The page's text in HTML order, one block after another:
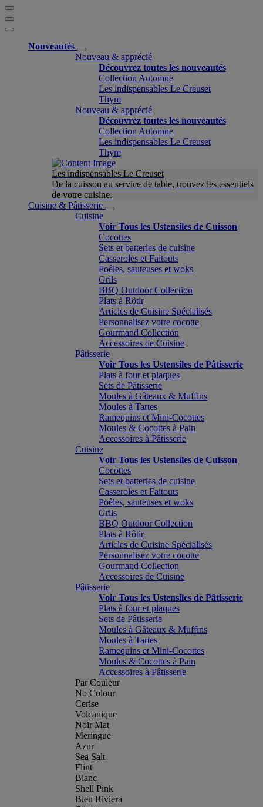
Nouveautés
Nouveau & apprécié
Découvrez toutes les nouveautés
Collection Automne
Les indispensables Le Creuset
Thym
Nouveau & apprécié
Découvrez toutes les nouveautés
Collection Automne
Les indispensables Le Creuset
Thym
Les indispensables Le Creuset
De la cuisson au service de table, trouvez les essentiels
de votre cuisine.
Cuisine & Pâtisserie
Cuisine
Voir Tous les Ustensiles de Cuisson
Cocottes
Sets et batteries de cuisine
Casseroles et Faitouts
Poêles, sauteuses et woks
Grils
BBQ Outdoor Collection
Plats à Rôtir
Articles de Cuisine Spécialisés
Personnalisez votre cocotte
Gourmand Collection
Accessoires de Cuisine
Pâtisserie
Voir Tous les Ustensiles de Pâtisserie
Plats à four et plaques
Sets de Pâtisserie
Moules à Gâteaux & Muffins
Moules à Tartes
Ramequins et Mini-Cocottes
Moules & Cocottes à Pain
Accessoires à Pâtisserie
Cuisine
Voir Tous les Ustensiles de Cuisson
Cocottes
Sets et batteries de cuisine
Casseroles et Faitouts
Poêles, sauteuses et woks
Grils
BBQ Outdoor Collection
Plats à Rôtir
Articles de Cuisine Spécialisés
Personnalisez votre cocotte
Gourmand Collection
Accessoires de Cuisine
Pâtisserie
Voir Tous les Ustensiles de Pâtisserie
Plats à four et plaques
Sets de Pâtisserie
Moules à Gâteaux & Muffins
Moules à Tartes
Ramequins et Mini-Cocottes
Moules & Cocottes à Pain
Accessoires à Pâtisserie
Par Couleur
No Colour
Cerise
Volcanique
Noir Mat
Meringue
Azur
Sea Salt
Flint
Blanc
Shell Pink
Bleu Riviera